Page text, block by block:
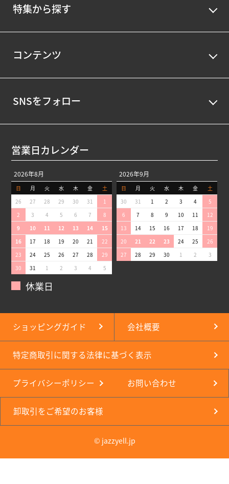
特集から探す
コンテンツ
SNSをフォロー
営業日カレンダー
2026年8月
日 月 火 水 木 金
土
26
27 28 29 30 31
1
2
3 4 5 6 7
8
9
10 11 12 13 14
15
16
17 18 19 20 21
22
23
24 25 26 27 28
29
30
31 1 2 3 4 5
2026年9月
日 月 火 水 木 金
土
30
31 1 2 3 4
5
6
7 8 9 10 11
12
13
14 15 16 17 18
19
20
21 22 23 24 25
26
27
28 29 30 1 2 3
休業日
ショッピングガイド 会社概要
特定商取引に関する法律に基づく表示
プライバシーポリシー お問い合わせ
卸取引をご希望のお客様
© jazzyell.jp